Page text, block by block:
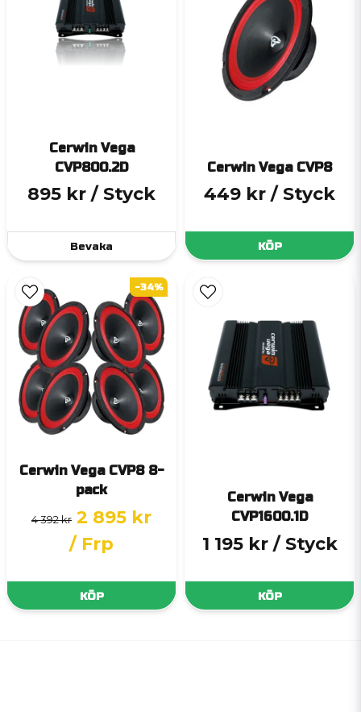
Cerwin Vega
CVP800.2D
895 kr / Styck
Bevaka
Cerwin Vega CVP8
449 kr / Styck
KÖP
Cerwin Vega CVP8 8-
pack
4 392 kr 2 895 kr
/ Frp
KÖP
-34%
Cerwin Vega
CVP1600.1D
1 195 kr / Styck
KÖP